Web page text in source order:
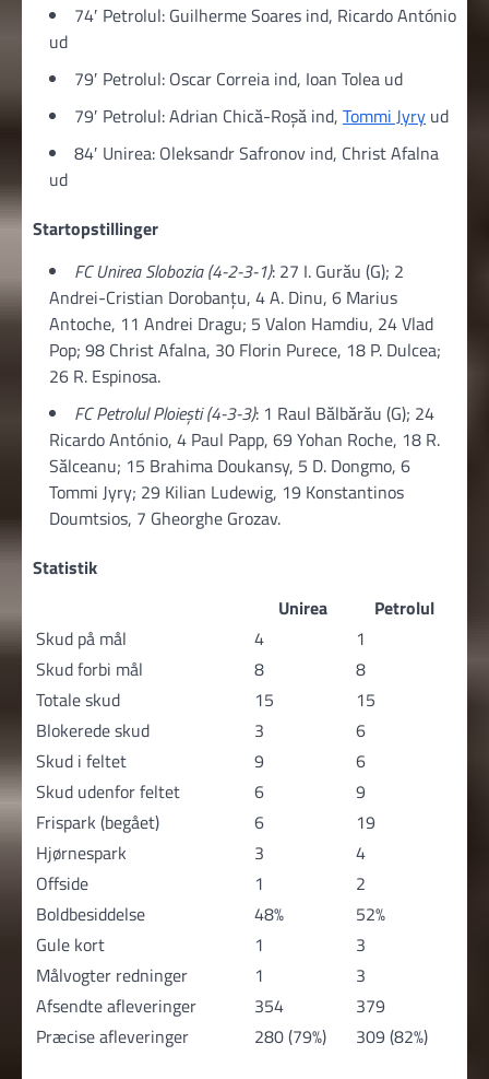
74′ Petrolul: Guilherme Soares ind, Ricardo António
ud
79′ Petrolul: Oscar Correia ind, Ioan Tolea ud
79′ Petrolul: Adrian Chică-Roșă ind, Tommi Jyry ud
84′ Unirea: Oleksandr Safronov ind, Christ Afalna
ud
Startopstillinger
FC Unirea Slobozia (4-2-3-1): 27 I. Gurău (G); 2
Andrei-Cristian Dorobanțu, 4 A. Dinu, 6 Marius
Antoche, 11 Andrei Dragu; 5 Valon Hamdiu, 24 Vlad
Pop; 98 Christ Afalna, 30 Florin Purece, 18 P. Dulcea;
26 R. Espinosa.
FC Petrolul Ploiești (4-3-3): 1 Raul Bălbărău (G); 24
Ricardo António, 4 Paul Papp, 69 Yohan Roche, 18 R.
Sălceanu; 15 Brahima Doukansy, 5 D. Dongmo, 6
Tommi Jyry; 29 Kilian Ludewig, 19 Konstantinos
Doumtsios, 7 Gheorghe Grozav.
Statistik
Unirea
Petrolul
Skud på mål
4
1
Skud forbi mål
8
8
Totale skud
15
15
Blokerede skud
3
6
Skud i feltet
9
6
Skud udenfor feltet
6
9
Frispark (begået)
6
19
Hjørnespark
3
4
Offside
1
2
Boldbesiddelse
48%
52%
Gule kort
1
3
Målvogter redninger
1
3
Afsendte afleveringer
354
379
Præcise afleveringer
280 (79%) 309 (82%)